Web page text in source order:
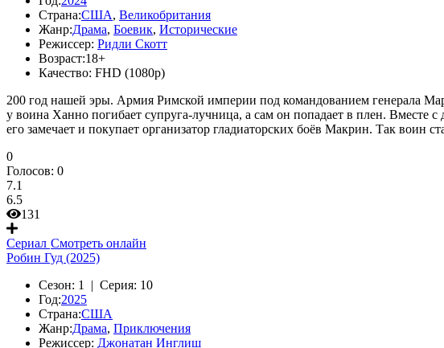
Страна:США, Великобритания
Жанр:Драма, Боевик, Исторические
Режиссер: Ридли Скотт
Возраст:18+
Качество: FHD (1080p)
200 год нашей эры. Армия Римской империи под командованием генерала
у воина Ханно погибает супруга-лучница, а сам он попадает в плен. Вместе
его замечает и покупает организатор гладиаторских боёв Макрин. Так
0
Голосов: 0
7.1
6.5
131
Сериал Смотреть онлайн
Робин Гуд (2025)
Сезон: 1 | Серия: 10
Год:2025
Страна:США
Жанр:Драма, Приключения
Режиссер: Джонатан Инглиш